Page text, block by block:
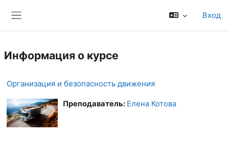
Вход
Информация о курсе
Организация и безопасность движения
Преподаватель: Елена Котова